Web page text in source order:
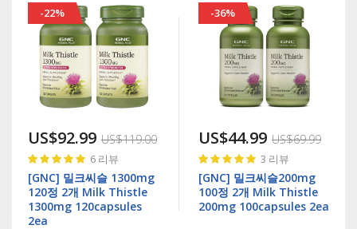
-22%
US$92.99 US$119.00
Rating:
100%
6 리뷰
[GNC] 밀크씨슬 1300mg
120정 2개 Milk Thistle
1300mg 120capsules
2ea
-36%
US$44.99 US$69.99
Rating:
100%
3 리뷰
[GNC] 밀크씨슬200mg
100정 2개 Milk Thistle
200mg 100capsules 2ea